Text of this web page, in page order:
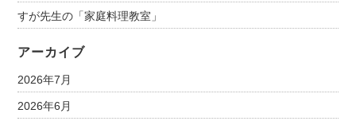
すが先生の「家庭料理教室」
アーカイブ
2026年7月
2026年6月